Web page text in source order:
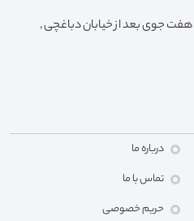
هفت جوی بعد از خیابان دباغچی ,
درباره ما
تماس با ما
حریم خصوصی